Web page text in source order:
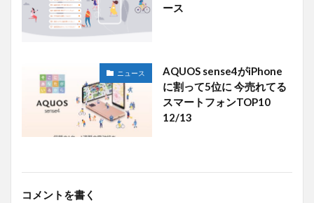
ース
ニュース
AQUOS sense4がiPhone
に割って5位に 今売れてる
スマートフォンTOP10
12/13
コメントを書く